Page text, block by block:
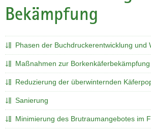
r
g
e
i
f
e
n
d
e
N
i
g
t
i
o
n
l
t
r
e
c
h
Bekämpfung
Phasen der Buchdruckerentwicklung und
Maßnahmen zur Borkenkäferbekämpfung
Reduzierung der überwinternden
Sanierung
Minimierung des Brutraumangebotes im